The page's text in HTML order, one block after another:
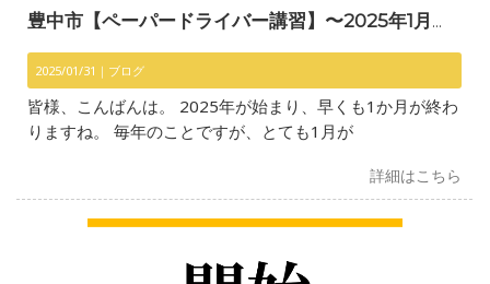
豊中市【ペーパードライバー講習】〜2025年1月も早くも終わり〜
2025/01/31｜ ブログ
皆様、こんばんは。 2025年が始まり、早くも1か月が終わ
りますね。 毎年のことですが、とても1月が
詳細はこちら